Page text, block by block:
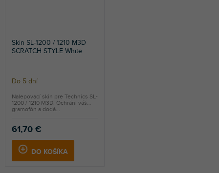
Skin SL-1200 / 1210 M3D
SCRATCH STYLE White
Do 5 dní
61,70 €
DO KOŠÍKA
Nalepovací skin pre Technics SL-
1200 / 1210 M3D. Ochráni váš
gramofón a dodá...